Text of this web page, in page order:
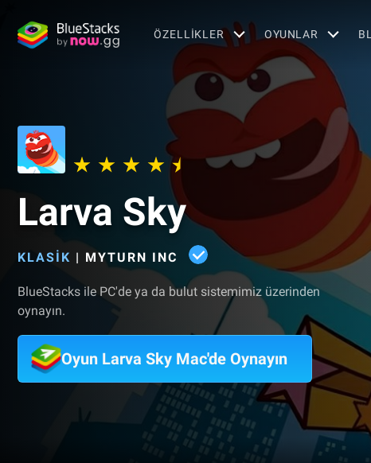
ÖZELLIKLER OYUNLAR
Larva Sky
KLASIK | MYTURN INC
BlueStacks ile PC'de ya da bulut sistemimiz üzerinden
oynayın.
Oyun Larva Sky Mac'de Oynayın